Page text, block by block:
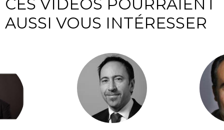
CES VIDÉOS POURRAIENT
AUSSI VOUS INTÉRESSER